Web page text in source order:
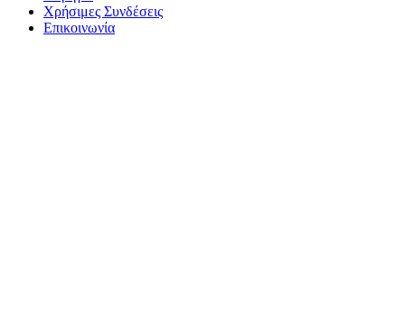
Χρήσιμες Συνδέσεις
Επικοινωνία